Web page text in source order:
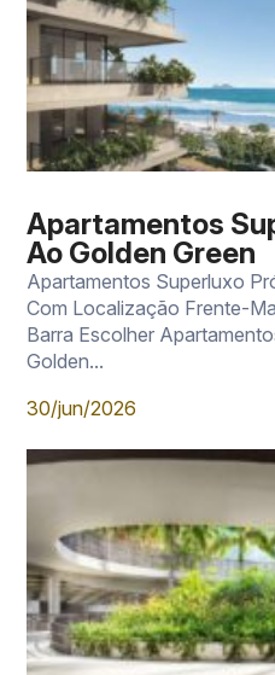
Apartamentos
Ao Golden Green
Apartamentos Superluxo
Com Localização Frente-
Barra Escolher
Golden...
30/jun/2026